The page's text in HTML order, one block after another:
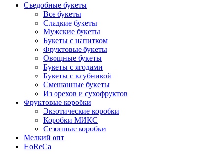
Съедобные букеты
Все букеты
Сладкие букеты
Мужские букеты
Букеты с напитком
Фруктовые букеты
Овощные букеты
Букеты с ягодами
Букеты с клубникой
Смешанные букеты
Из орехов и сухофруктов
Фруктовые коробки
Экзотические коробки
Коробки МИКС
Сезонные коробки
Мелкий опт
HoReCa